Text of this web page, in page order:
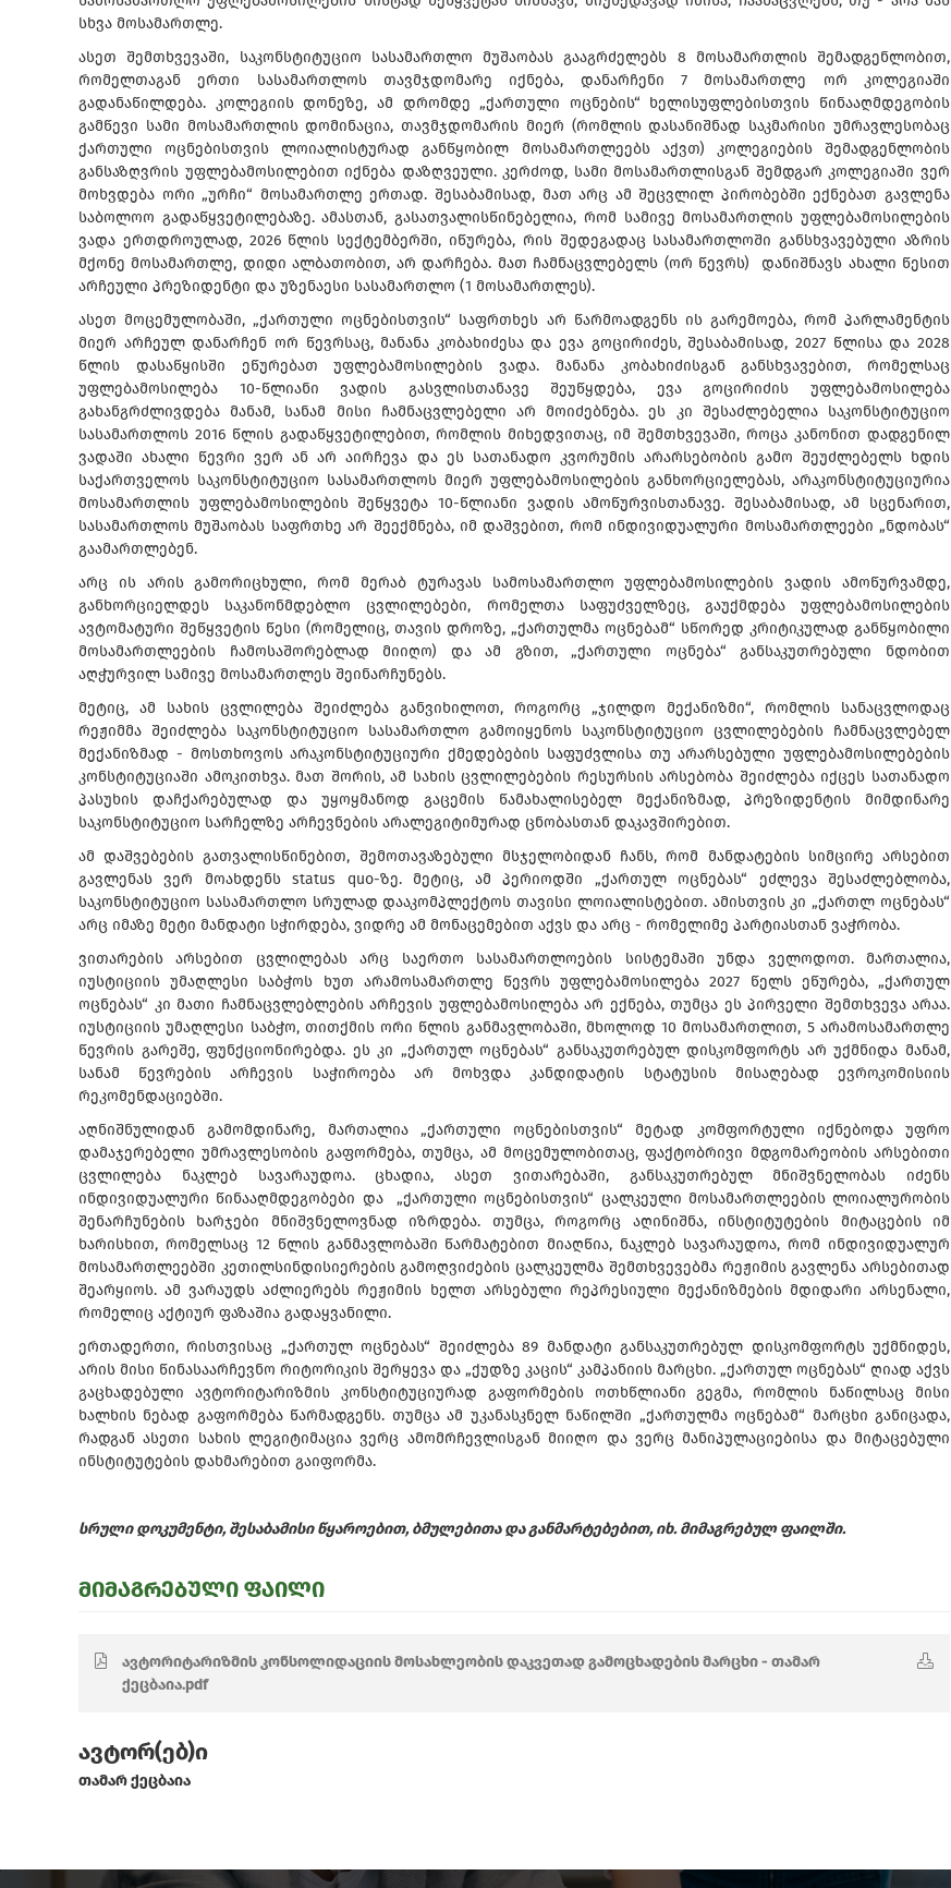
სხვა მოსამართლე.
ასეთ შემთხვევაში, საკონსტიტუციო სასამართლო მუშაობას გააგრძელებს 8 მოსამართლის შემადგენლობით,
რომელთაგან ერთი სასამართლოს თავმჯდომარე იქნება, დანარჩენი 7 მოსამართლე ორ კოლეგიაში
გადანაწილდება. კოლეგიის დონეზე, ამ დრომდე „ქართული ოცნების“ ხელისუფლებისთვის წინააღმდეგობის
გამწევი სამი მოსამართლის დომინაცია, თავმჯდომარის მიერ (რომლის დასანიშნად საკმარისი უმრავლესობაც
ქართული ოცნებისთვის ლოიალისტურად განწყობილ მოსამართლეებს აქვთ) კოლეგიების შემადგენლობის
განსაზღვრის უფლებამოსილებით იქნება დაზღვეული. კერძოდ, სამი მოსამართლისგან შემდგარ კოლეგიაში ვერ
მოხვდება ორი „ურჩი“ მოსამართლე ერთად. შესაბამისად, მათ არც ამ შეცვლილ პირობებში ექნებათ გავლენა
საბოლოო გადაწყვეტილებაზე. ამასთან, გასათვალისწინებელია, რომ სამივე მოსამართლის უფლებამოსილების
ვადა ერთდროულად, 2026 წლის სექტემბერში, იწურება, რის შედეგადაც სასამართლოში განსხვავებული აზრის
მქონე მოსამართლე, დიდი ალბათობით, არ დარჩება. მათ ჩამნაცვლებელს (ორ წევრს) დანიშნავს ახალი წესით
არჩეული პრეზიდენტი და უზენაესი სასამართლო (1 მოსამართლეს).
ასეთ მოცემულობაში, „ქართული ოცნებისთვის“ საფრთხეს არ წარმოადგენს ის გარემოება, რომ პარლამენტის
მიერ არჩეულ დანარჩენ ორ წევრსაც, მანანა კობახიძესა და ევა გოცირიძეს, შესაბამისად, 2027 წლისა და 2028
წლის დასაწყისში ეწურებათ უფლებამოსილების ვადა. მანანა კობახიძისგან განსხვავებით, რომელსაც
უფლებამოსილება 10-წლიანი ვადის გასვლისთანავე შეუწყდება, ევა გოცირიძის უფლებამოსილება
გახანგრძლივდება მანამ, სანამ მისი ჩამნაცვლებელი არ მოიძებნება. ეს კი შესაძლებელია საკონსტიტუციო
სასამართლოს 2016 წლის გადაწყვეტილებით, რომლის მიხედვითაც, იმ შემთხვევაში, როცა კანონით დადგენილ
ვადაში ახალი წევრი ვერ ან არ აირჩევა და ეს სათანადო კვორუმის არარსებობის გამო შეუძლებელს ხდის
საქართველოს საკონსტიტუციო სასამართლოს მიერ უფლებამოსილების განხორციელებას, არაკონსტიტუციურია
მოსამართლის უფლებამოსილების შეწყვეტა 10-წლიანი ვადის ამოწურვისთანავე. შესაბამისად, ამ სცენარით,
სასამართლოს მუშაობას საფრთხე არ შეექმნება, იმ დაშვებით, რომ ინდივიდუალური მოსამართლეები „ნდობას“
გაამართლებენ.
არც ის არის გამორიცხული, რომ მერაბ ტურავას სამოსამართლო უფლებამოსილების ვადის ამოწურვამდე,
განხორციელდეს საკანონმდებლო ცვლილებები, რომელთა საფუძველზეც, გაუქმდება უფლებამოსილების
ავტომატური შეწყვეტის წესი (რომელიც, თავის დროზე, „ქართულმა ოცნებამ“ სწორედ კრიტიკულად განწყობილი
მოსამართლეების ჩამოსაშორებლად მიიღო) და ამ გზით, „ქართული ოცნება“ განსაკუთრებული ნდობით
აღჭურვილ სამივე მოსამართლეს შეინარჩუნებს.
მეტიც, ამ სახის ცვლილება შეიძლება განვიხილოთ, როგორც „ჯილდო მექანიზმი“, რომლის სანაცვლოდაც
რეჟიმმა შეიძლება საკონსტიტუციო სასამართლო გამოიყენოს საკონსტიტუციო ცვლილებების ჩამნაცვლებელ
მექანიზმად - მოსთხოვოს არაკონსტიტუციური ქმედებების საფუძვლისა თუ არარსებული უფლებამოსილებების
კონსტიტუციაში ამოკითხვა. მათ შორის, ამ სახის ცვლილებების რესურსის არსებობა შეიძლება იქცეს სათანადო
პასუხის დაჩქარებულად და უყოყმანოდ გაცემის წამახალისებელ მექანიზმად, პრეზიდენტის მიმდინარე
საკონსტიტუციო სარჩელზე არჩევნების არალეგიტიმურად ცნობასთან დაკავშირებით.
ამ დაშვებების გათვალისწინებით, შემოთავაზებული მსჯელობიდან ჩანს, რომ მანდატების სიმცირე არსებით
გავლენას ვერ მოახდენს status quo-ზე. მეტიც, ამ პერიოდში „ქართულ ოცნებას“ ეძლევა შესაძლებლობა,
საკონსტიტუციო სასამართლო სრულად დააკომპლექტოს თავისი ლოიალისტებით. ამისთვის კი „ქართლ ოცნებას“
არც იმაზე მეტი მანდატი სჭირდება, ვიდრე ამ მონაცემებით აქვს და არც - რომელიმე პარტიასთან ვაჭრობა.
ვითარების არსებით ცვლილებას არც საერთო სასამართლოების სისტემაში უნდა ველოდოთ. მართალია,
იუსტიციის უმაღლესი საბჭოს ხუთ არამოსამართლე წევრს უფლებამოსილება 2027 წელს ეწურება, „ქართულ
ოცნებას“ კი მათი ჩამნაცვლებლების არჩევის უფლებამოსილება არ ექნება, თუმცა ეს პირველი შემთხვევა არაა.
იუსტიციის უმაღლესი საბჭო, თითქმის ორი წლის განმავლობაში, მხოლოდ 10 მოსამართლით, 5 არამოსამართლე
წევრის გარეშე, ფუნქციონირებდა. ეს კი „ქართულ ოცნებას“ განსაკუთრებულ დისკომფორტს არ უქმნიდა მანამ,
სანამ წევრების არჩევის საჭიროება არ მოხვდა კანდიდატის სტატუსის მისაღებად ევროკომისიის
რეკომენდაციებში.
აღნიშნულიდან გამომდინარე, მართალია „ქართული ოცნებისთვის“ მეტად კომფორტული იქნებოდა უფრო
დამაჯერებელი უმრავლესობის გაფორმება, თუმცა, ამ მოცემულობითაც, ფაქტობრივი მდგომარეობის არსებითი
ცვლილება ნაკლებ სავარაუდოა. ცხადია, ასეთ ვითარებაში, განსაკუთრებულ მნიშვნელობას იძენს
ინდივიდუალური წინააღმდეგობები და „ქართული ოცნებისთვის“ ცალკეული მოსამართლეების ლოიალურობის
შენარჩუნების ხარჯები მნიშვნელოვნად იზრდება. თუმცა, როგორც აღინიშნა, ინსტიტუტების მიტაცების იმ
ხარისხით, რომელსაც 12 წლის განმავლობაში წარმატებით მიაღწია, ნაკლებ სავარაუდოა, რომ ინდივიდუალურ
მოსამართლეებში კეთილსინდისიერების გამოღვიძების ცალკეულმა შემთხვევებმა რეჟიმის გავლენა არსებითად
შეარყიოს. ამ ვარაუდს აძლიერებს რეჟიმის ხელთ არსებული რეპრესიული მექანიზმების მდიდარი არსენალი,
რომელიც აქტიურ ფაზაშია გადაყვანილი.
ერთადერთი, რისთვისაც „ქართულ ოცნებას“ შეიძლება 89 მანდატი განსაკუთრებულ დისკომფორტს უქმნიდეს,
არის მისი წინასაარჩევნო რიტორიკის შერყევა და „ქუდზე კაცის“ კამპანიის მარცხი. „ქართულ ოცნებას“ ღიად აქვს
გაცხადებული ავტორიტარიზმის კონსტიტუციურად გაფორმების ოთხწლიანი გეგმა, რომლის ნაწილსაც მისი
ხალხის ნებად გაფორმება წარმადგენს. თუმცა ამ უკანასკნელ ნაწილში „ქართულმა ოცნებამ“ მარცხი განიცადა,
რადგან ასეთი სახის ლეგიტიმაცია ვერც ამომრჩევლისგან მიიღო და ვერც მანიპულაციებისა და მიტაცებული
ინსტიტუტების დახმარებით გაიფორმა.
სრული დოკუმენტი, შესაბამისი წყაროებით, ბმულებითა და განმარტებებით, იხ. მიმაგრებულ ფაილში.
მიმაგრებული ფაილი
ავტორიტარიზმის კონსოლიდაციის მოსახლეობის დაკვეთად გამოცხადების მარცხი - თამარ
ქეცბაია.pdf
ავტორ(ებ)ი
თამარ ქეცბაია